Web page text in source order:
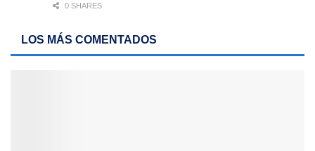
0 SHARES
LOS MÁS COMENTADOS